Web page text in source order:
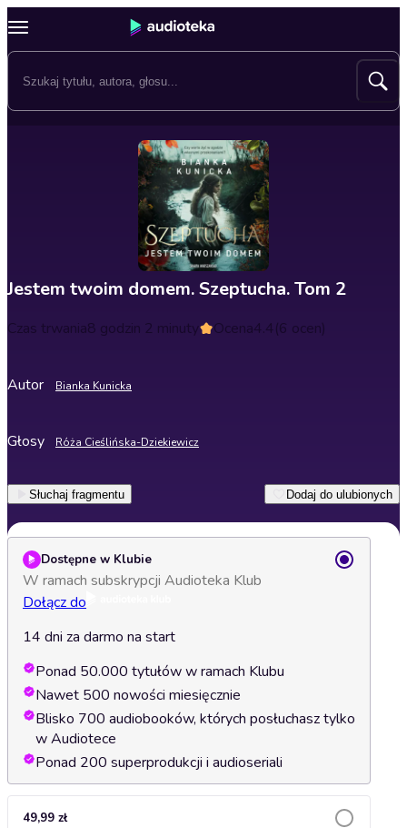
Jestem twoim domem. Szeptucha. Tom 2
Czas trwania8 godzin 2 minuty Ocena4.4(6 ocen)
Autor Bianka Kunicka
Głosy Róża Cieślińska-Dziekiewicz
Słuchaj fragmentu Dodaj do ulubionych
Dostępne w Klubie
W ramach subskrypcji Audioteka Klub
Dołącz do
14 dni za darmo na start
Ponad 50.000 tytułów w ramach Klubu
Nawet 500 nowości miesięcznie
Blisko 700 audiobooków, których posłuchasz tylko
w Audiotece
Ponad 200 superprodukcji i audioseriali
49,99 zł